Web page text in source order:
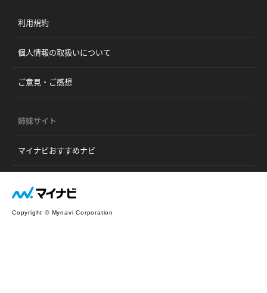
利用規約
個人情報の取扱いについて
ご意見・ご感想
姉妹サイト
マイナビおすすめナビ
Copyright © Mynavi Corporation